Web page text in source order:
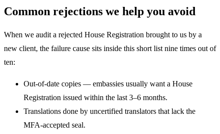
Common rejections we help you avoid
When we audit a rejected House Registration brought to us by a
new client, the failure cause sits inside this short list nine times out of
ten:
Out-of-date copies — embassies usually want a House
Registration issued within the last 3–6 months.
Translations done by uncertified translators that lack the
MFA-accepted seal.